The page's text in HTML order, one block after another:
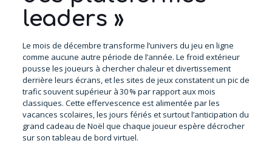
leaders »
Le mois de décembre transforme l’univers du jeu en ligne
comme aucune autre période de l’année. Le froid extérieur
pousse les joueurs à chercher chaleur et divertissement
derrière leurs écrans, et les sites de jeux constatent un pic de
trafic souvent supérieur à 30 % par rapport aux mois
classiques. Cette effervescence est alimentée par les
vacances scolaires, les jours fériés et surtout l’anticipation du
grand cadeau de Noël que chaque joueur espère décrocher
sur son tableau de bord virtuel.